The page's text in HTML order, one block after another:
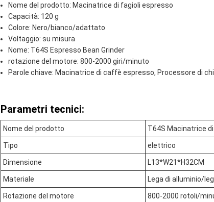
Nome del prodotto: Macinatrice di fagioli espresso
Capacità: 120 g
Colore: Nero/bianco/adattato
Voltaggio: su misura
Nome: T64S Espresso Bean Grinder
rotazione del motore: 800-2000 giri/minuto
Parole chiave: Macinatrice di caffè espresso, Processore di
Parametri tecnici:
Nome del prodotto T64S Macinatrice
Tipo elettrico
Dimensione L13*W21*H32CM
Materiale Lega di alluminio/
Rotazione del motore 800-2000 rotoli/